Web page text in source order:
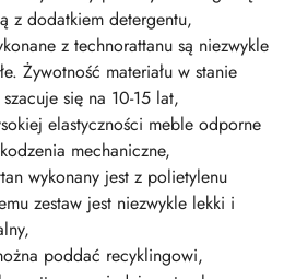
z dodatkiem detergentu,
z technorattanu są niezwykle
Żywotność materiału w stanie
się na 10-15 lat,
elastyczności meble odporne
mechaniczne,
wykonany jest z polietylenu
zestaw jest niezwykle lekki i
poddać recyklingowi,